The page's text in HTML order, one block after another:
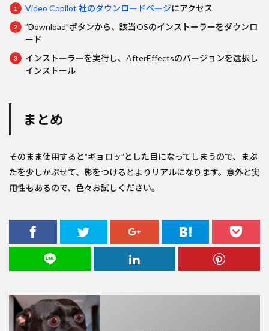
Video Copilot 社のダウンロードページにアクセス
”Download”ボタンから、該当OSのインストーラーをダウンロ
ード
インストーラーを実行し、AfterEffectsのバージョンを選択し
インストール
まとめ
そのまま使用すると”ギョロッ”とした目になってしまうので、まぶ
たを少しかぶせて、影をつけるとよりリアルになります。意外と実
用性もあるので、色々お試しください。